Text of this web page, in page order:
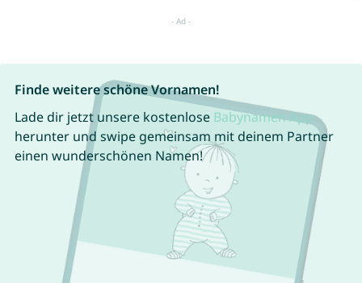
Finde weitere schöne Vornamen!
Lade dir jetzt unsere kostenlose Babynamen App
herunter und swipe gemeinsam mit deinem Partner
einen wunderschönen Namen!